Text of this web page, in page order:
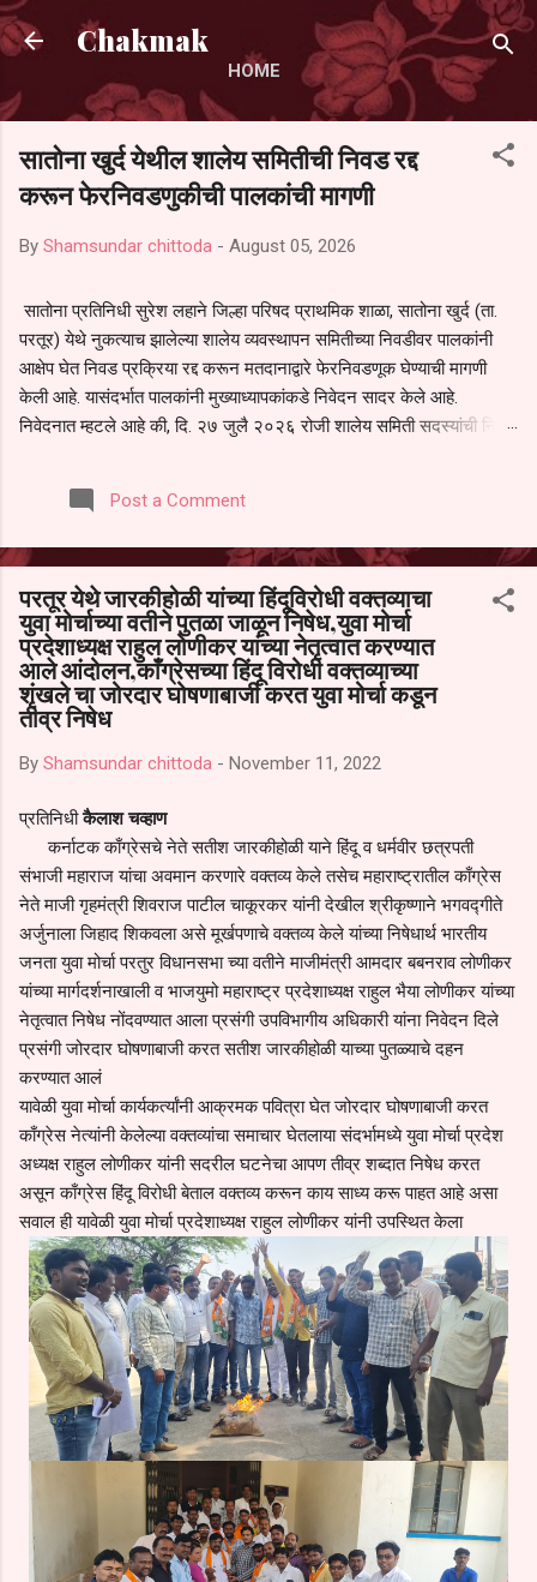
Skip to main content
Chakmak
HOME
सातोना खुर्द येथील शालेय समितीची निवड रद्द
करून फेरनिवडणुकीची पालकांची मागणी
By Shamsundar chittoda - August 05, 2026
सातोना प्रतिनिधी सुरेश लहाने जिल्हा परिषद प्राथमिक शाळा, सातोना खुर्द (ता.
परतूर) येथे नुकत्याच झालेल्या शालेय व्यवस्थापन समितीच्या निवडीवर पालकांनी
आक्षेप घेत निवड प्रक्रिया रद्द करून मतदानाद्वारे फेरनिवडणूक घेण्याची मागणी
केली आहे. यासंदर्भात पालकांनी मुख्याध्यापकांकडे निवेदन सादर केले आहे.
निवेदनात म्हटले आहे की, दि. २७ जुलै २०२६ रोजी शालेय समिती सदस्यांची निवड
पालकांना देण्यात आली नसल्याने मोठ्या संख्येने पालक बैठकीस उपस्थित राहू शकले
नाहीत. तसेच सर्व पालकांना विश्वासात न घेता निवड प्रक्रिया पूर्ण करण्यात
करण्यात यावी आणि सर्व पालकांच्या उपस्थितीत मतदान पद्धतीने शालेय समितीची
फेरनिवडणूक घेण्यात यावी, अशी मागणी पालकांनी केली आहे. या निवेदनाच्या प्रती
जिल्हा शिक्षण अधिकारी (प्राथमिक), जालना तसेच तालुका शिक्षण अधिकारी,
परतूर यांनाही पाठविण्यात आल्या असून प्रशासन याबाबत काय निर्णय घेते, याकडे
पालकांचे लक्ष लागले आहे. या न...
Post a Comment
परतूर येथे जारकीहोळी यांच्या हिंदूविरोधी वक्तव्याचा
युवा मोर्चाच्या वतीने पुतळा जाळून निषेध,युवा मोर्चा
प्रदेशाध्यक्ष राहुल लोणीकर यांच्या नेतृत्वात करण्यात
आले आंदोलन,काँग्रेसच्या हिंदू विरोधी वक्तव्याच्या
शृंखले चा जोरदार घोषणाबाजी करत युवा मोर्चा कडून
तीव्र निषेध
By Shamsundar chittoda - November 11, 2022
प्रतिनिधीकैलाश चव्हाण
कर्नाटक काँग्रेसचे नेते सतीश जारकीहोळी याने हिंदू व धर्मवीर छत्रपती
संभाजी महाराज यांचा अवमान करणारे वक्तव्य केले तसेच महाराष्ट्रातील काँग्रेस
नेते माजी गृहमंत्री शिवराज पाटील चाकूरकर यांनी देखील श्रीकृष्णाने भगवद्गीते
अर्जुनाला जिहाद शिकवला असे मूर्खपणाचे वक्तव्य केले यांच्या निषेधार्थ भारतीय
जनता युवा मोर्चा परतुर विधानसभा च्या वतीने माजीमंत्री आमदार बबनराव लोणीकर
यांच्या मार्गदर्शनाखाली व भाजयुमो महाराष्ट्र प्रदेशाध्यक्ष राहुल भैया लोणीकर यांच्या
नेतृत्वात निषेध नोंदवण्यात आला प्रसंगी उपविभागीय अधिकारी यांना निवेदन दिले
प्रसंगी जोरदार घोषणाबाजी करत सतीश जारकीहोळी याच्या पुतळ्याचे दहन
करण्यात आलं
यावेळी युवा मोर्चा कार्यकर्त्यांनी आक्रमक पवित्रा घेत जोरदार घोषणाबाजी करत
काँग्रेस नेत्यांनी केलेल्या वक्तव्यांचा समाचार घेतलाया संदर्भामध्ये युवा मोर्चा प्रदेश
अध्यक्ष राहुल लोणीकर यांनी सदरील घटनेचा आपण तीव्र शब्दात निषेध करत
असून काँग्रेस हिंदू विरोधी बेताल वक्तव्य करून काय साध्य करू पाहत आहे असा
सवाल ही यावेळी युवा मोर्चा प्रदेशाध्यक्ष राहुल लोणीकर यांनी उपस्थित केला